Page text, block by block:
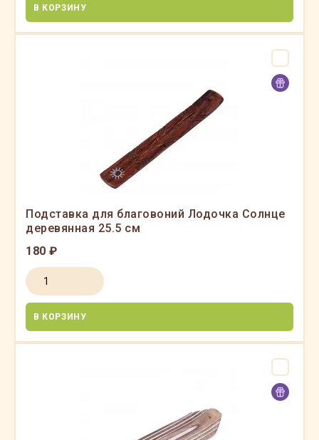
В КОРЗИНУ
Подставка для благовоний Лодочка Солнце
деревянная 25.5 см
180 ₽
В КОРЗИНУ